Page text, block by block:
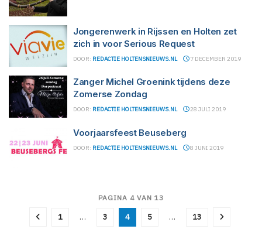
Jongerenwerk in Rijssen en Holten zet
zich in voor Serious Request
DOOR: REDACTIE HOLTENSNIEUWS.NL 7 DECEMBER 2019
Zanger Michel Groenink tijdens deze
Zomerse Zondag
DOOR: REDACTIE HOLTENSNIEUWS.NL 28 JULI 2019
Voorjaarsfeest Beuseberg
DOOR: REDACTIE HOLTENSNIEUWS.NL 8 JUNI 2019
PAGINA 4 VAN 13
1 … 3 4 5 … 13